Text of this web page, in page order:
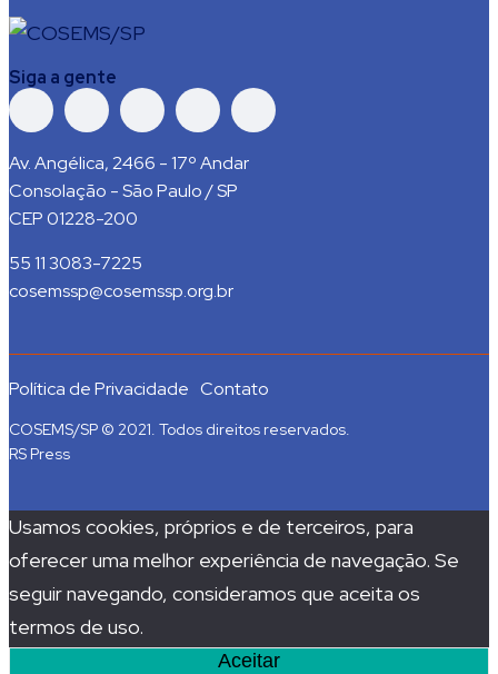
Siga a gente
Av. Angélica, 2466 - 17º Andar
Consolação - São Paulo / SP
CEP 01228-200
55 11 3083-7225
cosemssp@cosemssp.org.br
Política de Privacidade Contato
COSEMS/SP © 2021. Todos direitos reservados.
RS Press
Usamos cookies, próprios e de terceiros, para
oferecer uma melhor experiência de navegação. Se
seguir navegando, consideramos que aceita os
termos de uso.
Aceitar